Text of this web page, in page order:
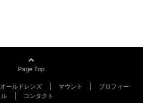
Page Top
オールドレンズ マウント
プロフィー
ル
コンタクト